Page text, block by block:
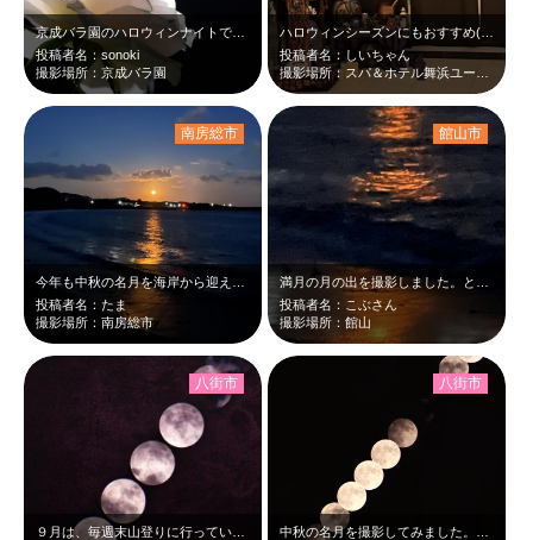
京成バラ園のハロウィンナイトで撮影しました。
投稿者名：sonoki
撮影場所：京成バラ園
ハロウィンシーズンにもおすすめ(^_-)-☆舞浜の温泉！！
投稿者名：しいちゃん
投稿者名：たま
撮影場所：南房総市
南房総市
投稿者名：こぶさん
撮影場所：館山
館山市
９月は、毎週末山登りに行っていて、その写真の整理などで、なかなか治験内の写真撮…
八街市 八街市